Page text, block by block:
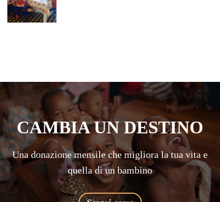
CAMBIA UN DESTINO
Una donazione mensile che migliora la tua vita e
quella di un bambino